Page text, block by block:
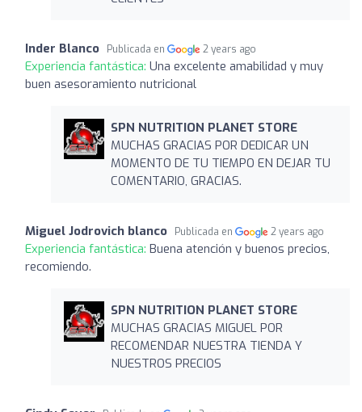
Inder Blanco Publicada en 2 years ago
Experiencia fantástica: Una excelente amabilidad y muy
buen asesoramiento nutricional
SPN NUTRITION PLANET STORE
MUCHAS GRACIAS POR DEDICAR UN
MOMENTO DE TU TIEMPO EN DEJAR TU
COMENTARIO, GRACIAS.
Miguel Jodrovich blanco Publicada en 2 years ago
Experiencia fantástica: Buena atención y buenos precios,
recomiendo.
SPN NUTRITION PLANET STORE
MUCHAS GRACIAS MIGUEL POR
RECOMENDAR NUESTRA TIENDA Y
NUESTROS PRECIOS